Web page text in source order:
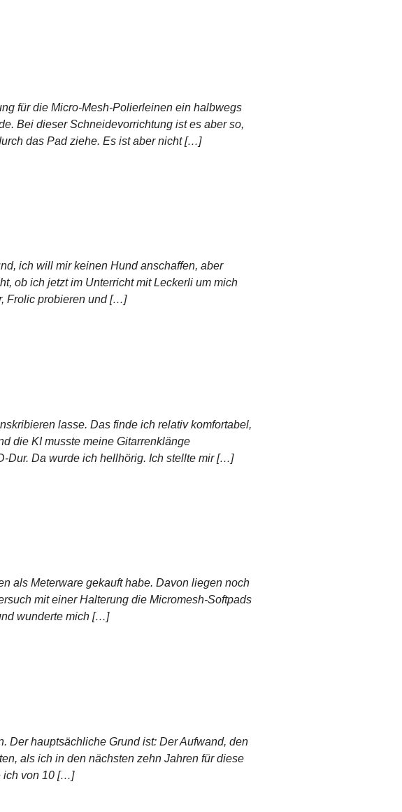
für die Micro-Mesh-Polierleinen ein halbwegs
Bei dieser Schneidevorrichtung ist es aber so,
das Pad ziehe. Es ist aber nicht […]
ich will mir keinen Hund anschaffen, aber
ob ich jetzt im Unterricht mit Leckerli um mich
Frolic probieren und […]
lasse. Das finde ich relativ komfortabel,
die KI musste meine Gitarrenklänge
Dur. Da wurde ich hellhörig. Ich stellte mir […]
als Meterware gekauft habe. Davon liegen noch
mit einer Halterung die Micromesh-Softpads
wunderte mich […]
Der hauptsächliche Grund ist: Der Aufwand, den
als ich in den nächsten zehn Jahren für diese
ich von 10 […]